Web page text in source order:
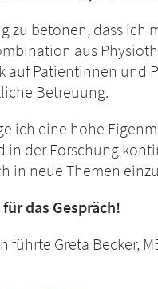
zu betonen, dass ich
aus
auf Patientinnen und
Betreuung.
ich eine hohe
in der Forschung
in neue Themen
das Gespräch!
führte Greta Becker,